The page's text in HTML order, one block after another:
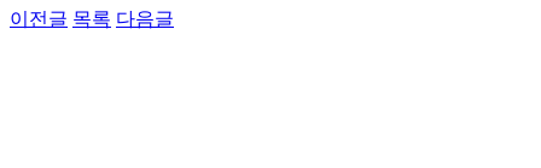
이전글 목록 다음글